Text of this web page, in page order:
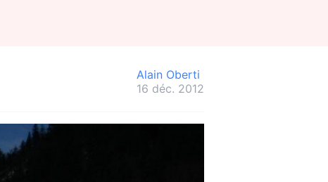
Alain Oberti
16 déc. 2012